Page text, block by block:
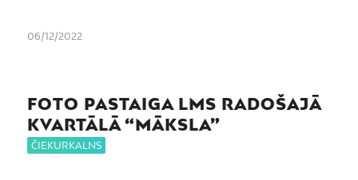
06/12/2022
FOTO PASTAIGA LMS RADOŠAJĀ
KVARTĀLĀ “MĀKSLA”
ČIEKURKALNS